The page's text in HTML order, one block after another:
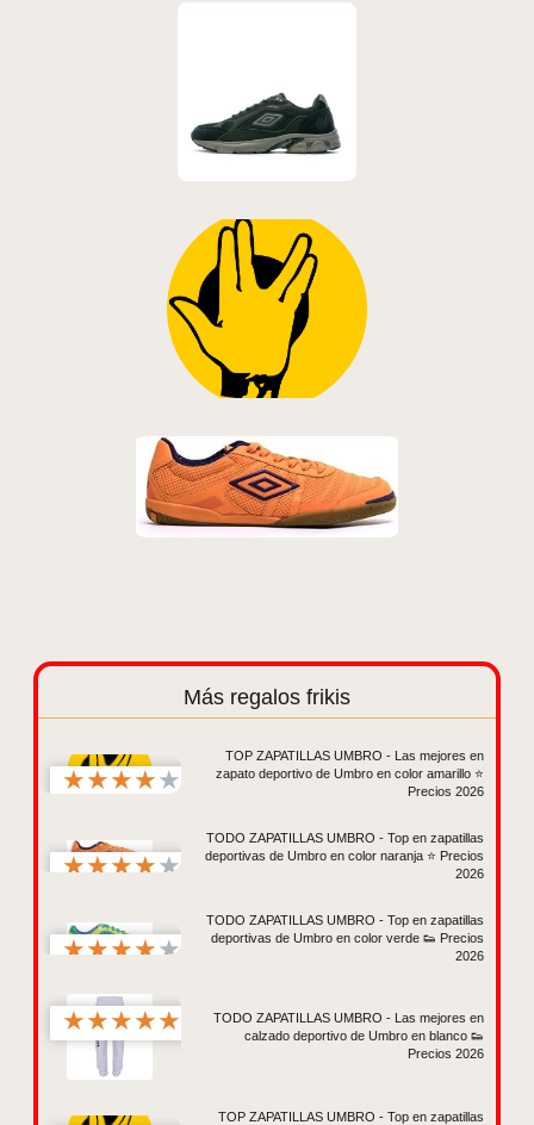
Más regalos frikis
★★★★★
TOP ZAPATILLAS UMBRO - Las mejores en
zapato deportivo de Umbro en color amarillo ⭐
Precios 2026
★★★★★
TODO ZAPATILLAS UMBRO - Top en zapatillas
deportivas de Umbro en color naranja ⭐ Precios
2026
★★★★★
TODO ZAPATILLAS UMBRO - Top en zapatillas
deportivas de Umbro en color verde 👟 Precios
2026
★★★★★
TODO ZAPATILLAS UMBRO - Las mejores en
calzado deportivo de Umbro en blanco 👟
Precios 2026
TOP ZAPATILLAS UMBRO - Top en zapatillas